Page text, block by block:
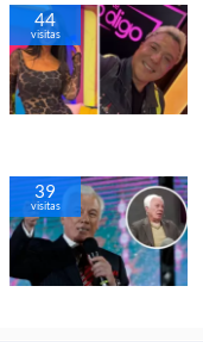
44
visitas
39
visitas